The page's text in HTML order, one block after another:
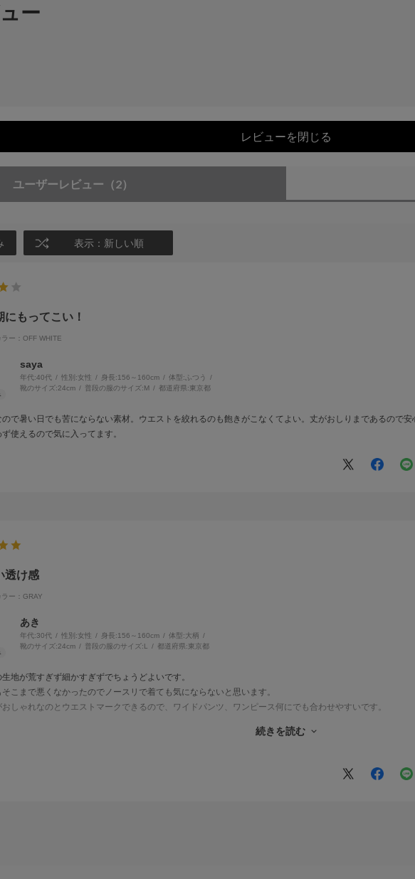
ー
レビューを閉じる
ユーザーレビュー （2）
表示：新しい順
にもってこい！
ラー：OFF WHITE
saya
年代:40代 性別:女性 身長:156～160cm 体型: ふつう
靴のサイズ:24cm 普段の服のサイズ:M 都道府県:東京都
ので暑い日でも苦にならない素材。ウエストを絞れるのも飽きがこなくてよい。丈がおしりまであるので
使えるので気に入ってます。
透け感
ラー：GRAY
あき
年代:30代 性別:女性 身長:156～160cm 体型:大柄
靴のサイズ:24cm 普段の服のサイズ:L 都道府県:東京都
生地が荒すぎず細かすぎずでちょうどよいです。
そこまで悪くなかったのでノースリで着ても気にならないと思います。
しゃれなのとウエストマークできるので、ワイドパンツ、ワンピース何にでも合わせやすいです。
半身に厚みあり。胸囲も100㎝くらいありますが絞りを調整すれば前も普通に締められました。丈感として
続きを読む